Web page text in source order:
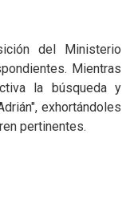
del Ministerio
Mientras
la búsqueda y
exhortándoles
pertinentes.